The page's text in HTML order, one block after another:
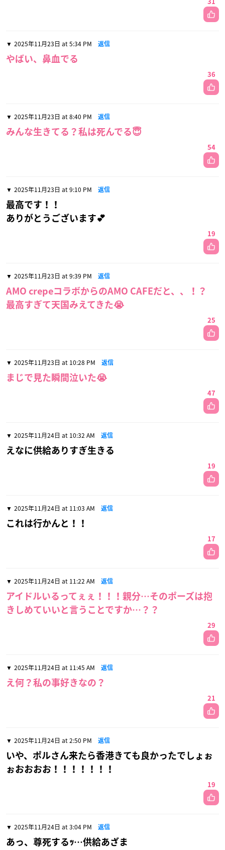
31
2025年11月23日 at 5:34 PM 返信
やばい、鼻血でる
36
2025年11月23日 at 8:40 PM 返信
みんな生きてる？私は死んでる😇
54
2025年11月23日 at 9:10 PM 返信
最高です！！
ありがとうございます💕
19
2025年11月23日 at 9:39 PM 返信
AMO crepeコラボからのAMO CAFEだと、、！？
最高すぎて天国みえてきた😭
25
2025年11月23日 at 10:28 PM 返信
まじで見た瞬間泣いた😭
47
2025年11月24日 at 10:32 AM 返信
えなに供給ありすぎ生きる
19
2025年11月24日 at 11:03 AM 返信
これは行かんと！！
17
2025年11月24日 at 11:22 AM 返信
アイドルいるってぇぇ！！！親分…そのポーズは抱
きしめていいと言うことですか…？？
29
2025年11月24日 at 11:45 AM 返信
え何？私の事好きなの？
21
2025年11月24日 at 2:50 PM 返信
いや、ポルさん来たら香港きても良かったでしょぉ
ぉおおおお！！！！！！！
19
2025年11月24日 at 3:04 PM 返信
あっ、尊死するｯ…供給あざま